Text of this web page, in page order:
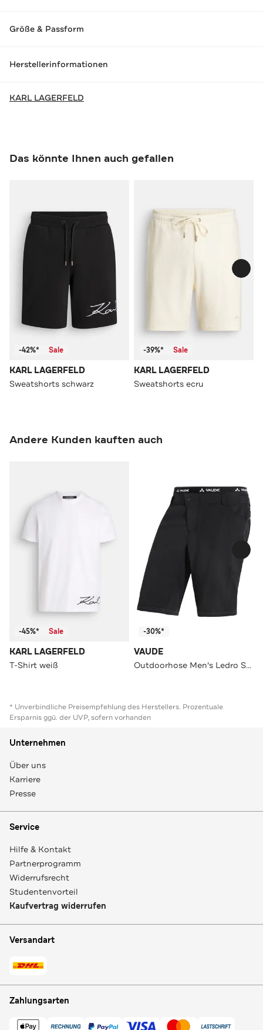
Größe & Passform
Herstellerinformationen
KARL LAGERFELD
Das könnte Ihnen auch gefallen
-42%* Sale
KARL LAGERFELD
Sweatshorts schwarz
-39%* Sale
KARL LAGERFELD
Sweatshorts ecru
Andere Kunden kauften auch
-45%* Sale
KARL LAGERFELD
T-Shirt weiß
-30%*
VAUDE
Outdoorhose Men's Ledro Shorts black/black Straight
* Unverbindliche Preisempfehlung des Herstellers. Prozentuale
Ersparnis ggü. der UVP, sofern vorhanden
Unternehmen
Über uns
Karriere
Presse
Service
Hilfe & Kontakt
Partnerprogramm
Widerrufsrecht
Studentenvorteil
Kaufvertrag widerrufen
Versandart
Zahlungsarten